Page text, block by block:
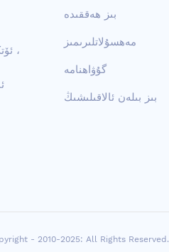
بىز ھەققىدە
مەھسۇلاتلىرىمىز
گۇۋاھنامە
بىز بىلەن ئالاقىلىشىڭ
- 2010-2025: All Rights Reserved.